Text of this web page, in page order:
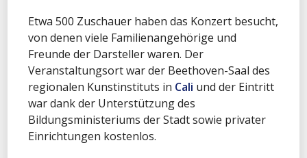
Etwa 500 Zuschauer haben das Konzert besucht,
von denen viele Familienangehörige und
Freunde der Darsteller waren. Der
Veranstaltungsort war der Beethoven-Saal des
regionalen Kunstinstituts in Cali und der Eintritt
war dank der Unterstützung des
Bildungsministeriums der Stadt sowie privater
Einrichtungen kostenlos.